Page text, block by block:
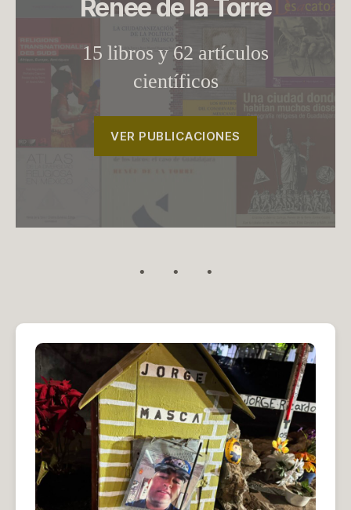
Renée de la Torre
15 libros y 62 artículos
científicos
VER PUBLICACIONES